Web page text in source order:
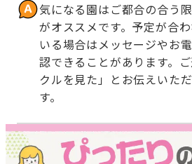
気になる園はご都合の合う
がオススメです。予定が合
いる場合はメッセージやお
認できることがあります。
クルを見た」とお伝えいた
す。